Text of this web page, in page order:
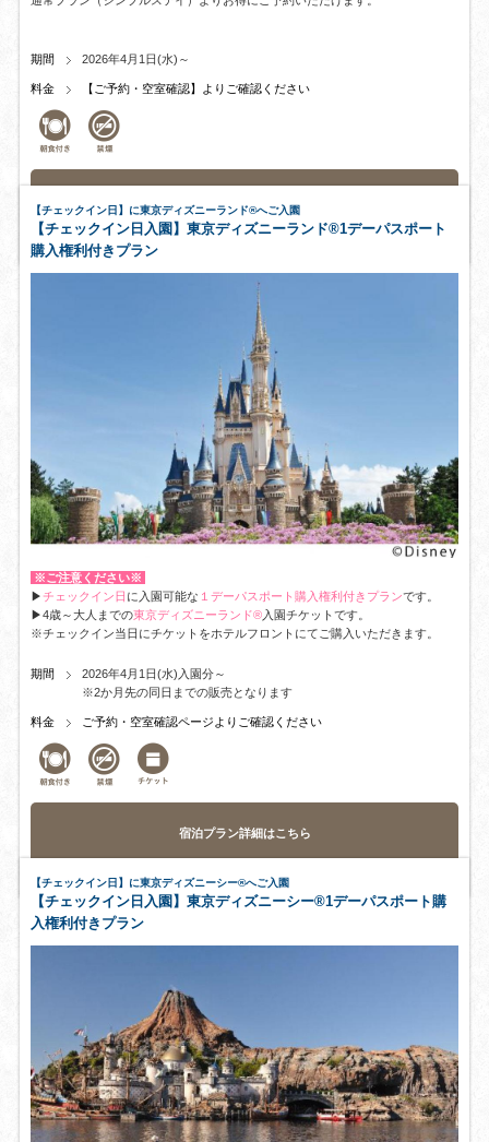
期間 2026年4月1日(水)～
料金 【ご予約・空室確認】よりご確認ください
【チェックイン日】に東京ディズニーランド®へご入園
【チェックイン日入園】東京ディズニーランド®1デーパスポート
購入権利付きプラン
※ご注意ください※
▶チェックイン日 に入園可能な １デーパスポート購入権利付きプランです。
▶4歳～大人までの東京ディズニーランド® 入園チケットです。
※チェックイン当日にチケットをホテルフロントにてご購入いただきます。
期間
2026年4月1日(水)入園分～
※2か月先の同日までの販売となります
料金 ご予約・空室確認ページよりご確認ください
宿泊プラン詳細はこちら
【チェックイン日】に東京ディズニーシー®へご入園
【チェックイン日入園】東京ディズニーシー®1デーパスポート購
入権利付きプラン